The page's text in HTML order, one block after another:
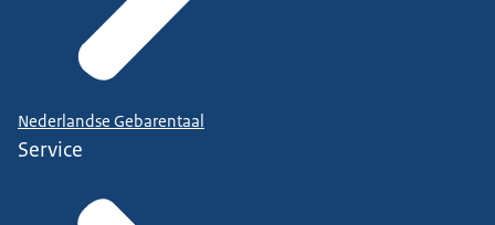
Nederlandse Gebarentaal
Service